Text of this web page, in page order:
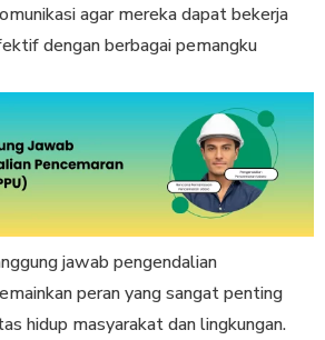
agar mereka dapat bekerja
dengan berbagai pemangku
jawab pengendalian
peran yang sangat penting
hidup masyarakat dan lingkungan.